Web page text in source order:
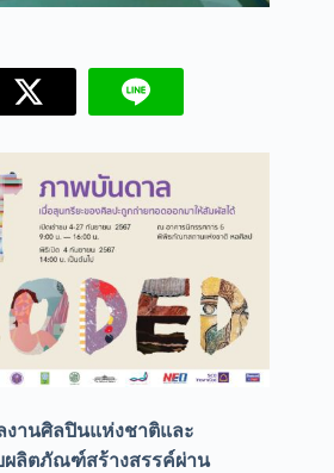
งานศิลปินแห่งชาติและ
ผลิตภัณฑ์สร้างสรรค์ผ่าน